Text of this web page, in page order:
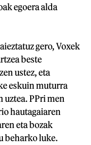
egoera alda
gero, Voxek
beste
ustez, eta
eskuin muturra
uztea. PPri men
hautagaiaren
eta bozak
beharko luke.